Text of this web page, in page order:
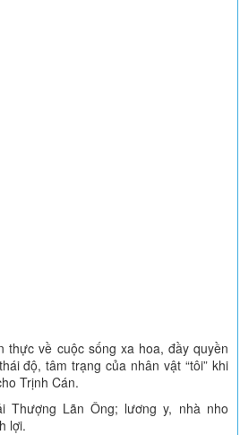
thực về cuộc sống xa hoa, đầy quyền
độ, tâm trạng của nhân vật “tôi” khi
Trịnh Cán.
Thượng Lãn Ông; lương y, nhà nho
lợi.